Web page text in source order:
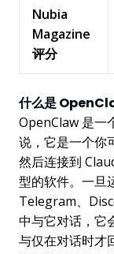
Nubia
Magazine
评分
什么是
OpenClaw 是一
说，它是一个你
然后连接到
型的软件。一旦
Telegram、
中与它对话，它
与仅在对话时才